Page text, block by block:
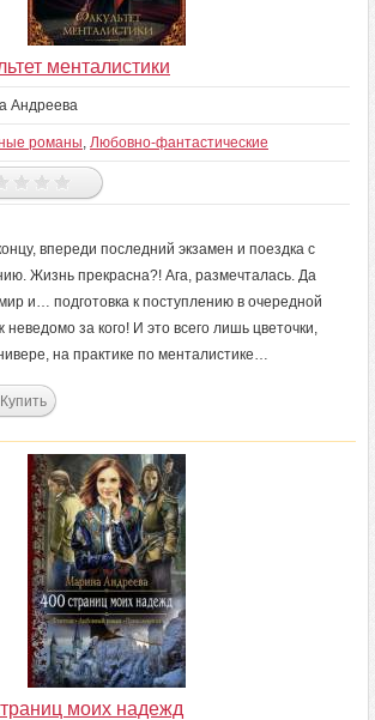
менталистики
Андреева
романы, Любовно-фантастические
впереди последний экзамен и поездка с
Жизнь прекрасна?! Ага, размечталась. Да
и… подготовка к поступлению в очередной
за кого! И это всего лишь цветочки,
на практике по менталистике…
Купить
моих надежд